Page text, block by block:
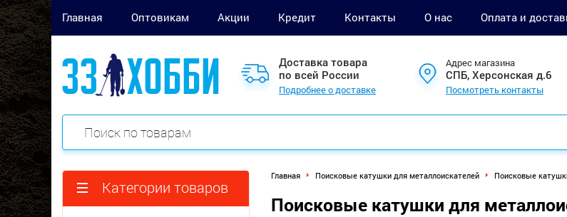
Главная Оптовикам Акции Кредит Контакты О нас Оплата и
Доставка товара
по всей России
Подробнее о доставке
Адрес магазина
СПБ, Херсонская д.6
Посмотреть контакты
Категории товаров
Главная Поисковые катушки для металлоискателей Поисковые
Поисковые катушки для